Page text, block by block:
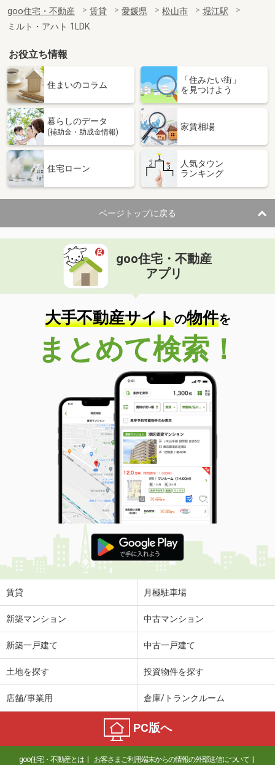
goo住宅・不動産 賃貸 愛媛県 松山市
堀江駅
ミルト・アハト 1LDK
お役立ち情報
住まいのコラム
「住みたい街」
を見つけよう
暮らしのデータ
(補助金・助成金情報)
家賃相場
住宅ローン
人気タウン
ランキング
ページトップに戻る
goo住宅・不動産
アプリ
大手不動産サイトの物件を
まとめて検索！
賃貸 月極駐車場
新築マンション 中古マンション
新築一戸建て 中古一戸建て
土地を探す 投資物件を探す
店舗/事業用 倉庫/トランクルーム
PC版へ
goo住宅・不動産とは お客さまご利用端末からの情報の外部送信について